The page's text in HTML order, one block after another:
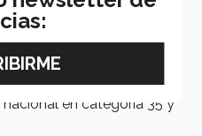
y +, campéon estatal,
Gallardo,
2021 y 2022 y
en categoría 35 y